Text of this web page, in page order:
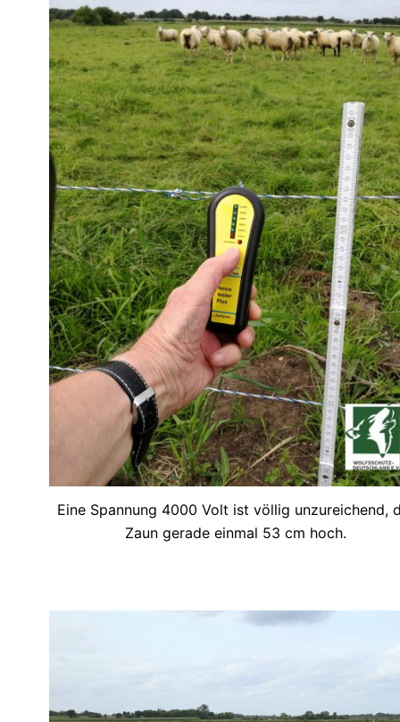
Eine Spannung 4000 Volt ist völlig unzureichend,
Zaun gerade einmal 53 cm hoch.